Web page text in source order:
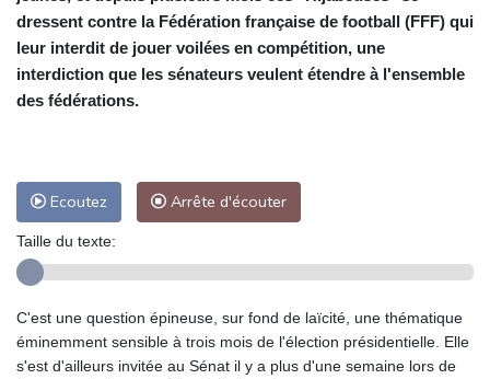
dressent contre la Fédération française de football (FFF) qui
leur interdit de jouer voilées en compétition, une
interdiction que les sénateurs veulent étendre à l'ensemble
des fédérations.
Ecoutez Arrête d'écouter
Taille du texte:
C'est une question épineuse, sur fond de laïcité, une thématique
éminemment sensible à trois mois de l'élection présidentielle. Elle
s'est d'ailleurs invitée au Sénat il y a plus d'une semaine lors de